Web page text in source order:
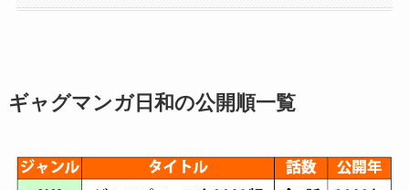
ギャグマンガ日和の公開順一覧